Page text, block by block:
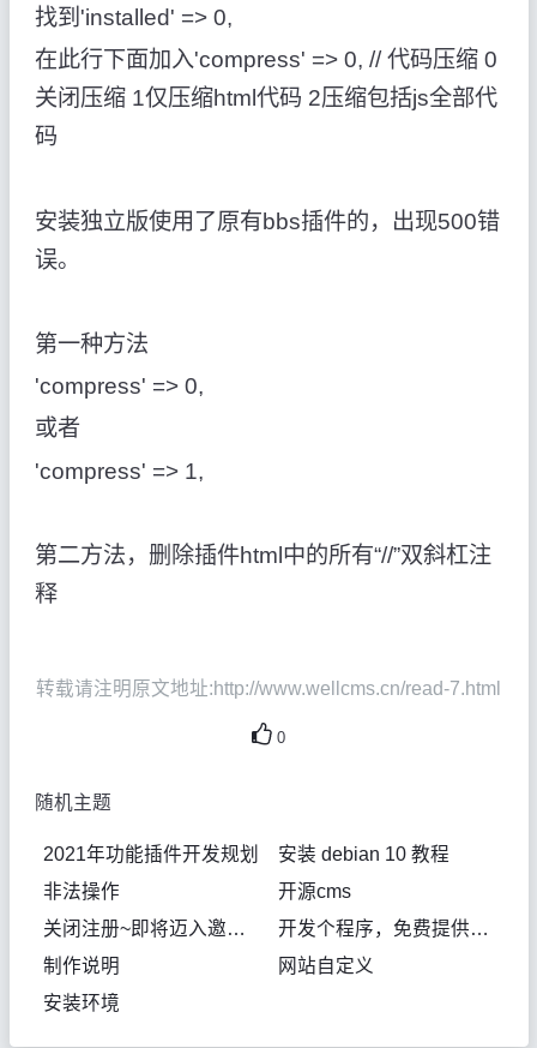
找到'installed' => 0,
在此行下面加入'compress' => 0, // 代码压缩 0
关闭压缩 1仅压缩html代码 2压缩包括js全部代
码
安装独立版使用了原有bbs插件的，出现500错
误。
第一种方法
'compress' => 0,
或者
'compress' => 1,
第二方法，删除插件html中的所有“//”双斜杠注
释
转载请注明原文地址:http://www.wellcms.cn/read-7.html
0
随机主题
2021年功能插件开发规划
安装 debian 10 教程
非法操作
开源cms
关闭注册~即将迈入邀请机制
开发个程序，免费提供下载使用，还开源，我招谁了
制作说明
网站自定义
安装环境